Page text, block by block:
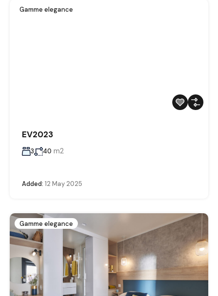
Gamme elegance
EV2023
3 40 m2
Added: 12 May 2025
Gamme elegance